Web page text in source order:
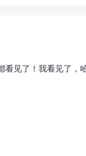
见了！我看见了，